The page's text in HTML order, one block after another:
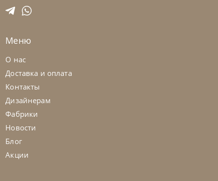
Franco Bianchini
на выбор
Меню
О нас
Доставка и оплата
Контакты
Дизайнерам
Фабрики
Новости
Блог
Акции